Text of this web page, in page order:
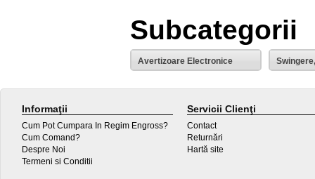
Subcategorii
Avertizoare Electronice
Informaţii
Cum Pot Cumpara In Regim Engross?
Cum Comand?
Despre Noi
Termeni si Conditii
Servicii Clienţi
Contact
Returnări
Hartă site